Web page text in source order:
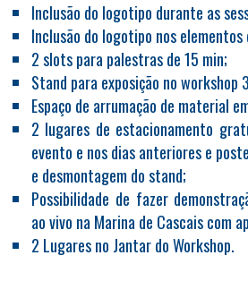
Inclusão do logotipo durante as
Inclusão do logotipo nos elementos
2 slots para palestras de 15 min;
Stand para exposição no workshop
Espaço de arrumação de material
2 lugares de estacionamento
evento e nos dias anteriores e
e desmontagem do stand;
Possibilidade de fazer
ao vivo na Marina de Cascais com
2 Lugares no Jantar do Workshop.